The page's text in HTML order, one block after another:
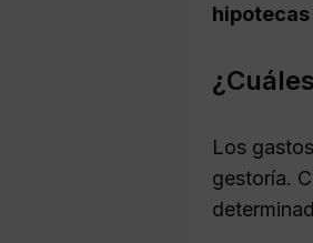
hipotecas
Los
gestoría.